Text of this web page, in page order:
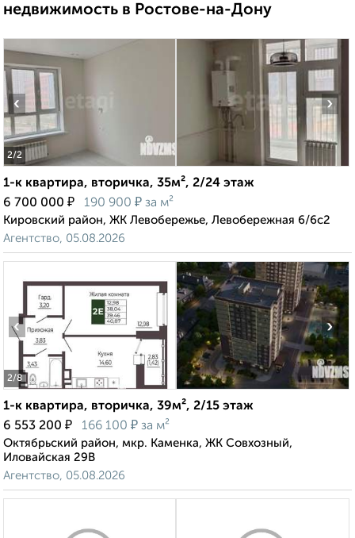
недвижимость в Ростове-на-Дону
2/2
‹ ›
1-к квартира, вторичка, 35м², 2/24 этаж
6 700 000 ₽ 190 900 ₽ за м²
Кировский район, ЖК Левобережье, Левобережная 6/6с2
Агентство, 05.08.2026
2/8
‹ ›
1-к квартира, вторичка, 39м², 2/15 этаж
6 553 200 ₽ 166 100 ₽ за м²
Октябрьский район, мкр. Каменка, ЖК Совхозный,
Иловайская 29В
Агентство, 05.08.2026